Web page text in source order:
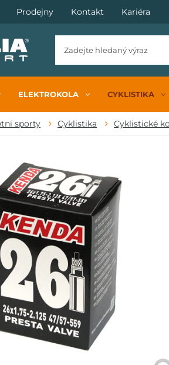
Prodejny Kontakt Kariéra
ELEKTROKOLA CYKLISTIKA
sporty Cyklistika Cyklistické